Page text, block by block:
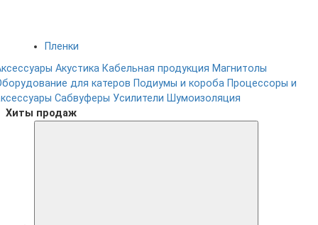
Пленки
Акустика Кабельная продукция Магнитолы
для катеров Подиумы и короба Процессоры и
Сабвуферы Усилители Шумоизоляция
Хиты продаж